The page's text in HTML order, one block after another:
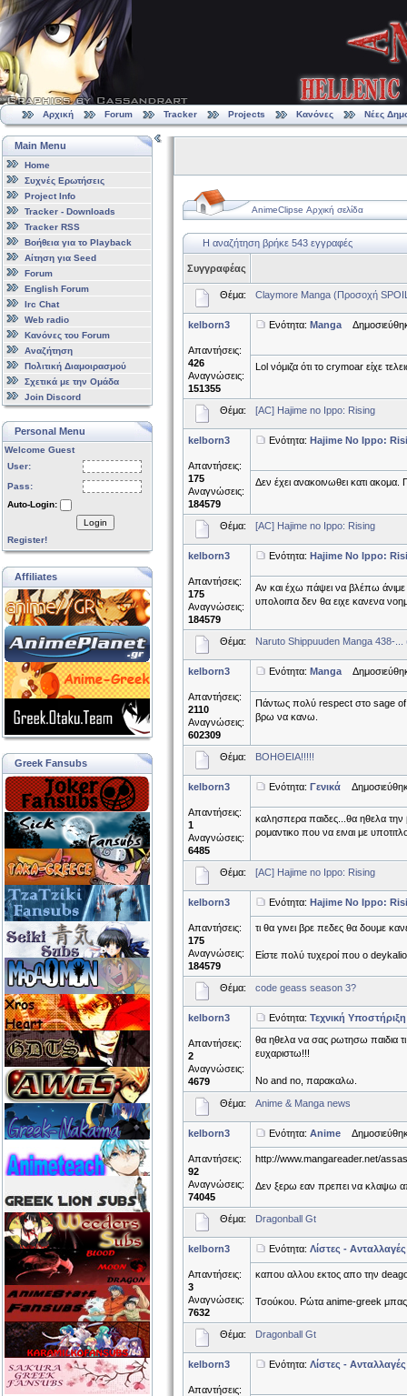
Αρχική Forum Tracker Projects Κανόνες Νέες
Main Menu
Home
Συχνές Ερωτήσεις
Project Info
Tracker - Downloads
Tracker RSS
Βοήθεια για το Playback
Αίτηση για Seed
Forum
English Forum
Irc Chat
Web radio
Κανόνες του Forum
Αναζήτηση
Πολιτική Διαμοιρασμού
Σχετικά με την Ομάδα
Join Discord
Personal Menu
Welcome Guest
User:
Pass:
Auto-Login:
Login
Register!
Affiliates
Greek Fansubs
AnimeClipse Αρχική σελίδα
Η αναζήτηση βρήκε 543 εγγραφές
Συγγραφέας
Θέμα: Claymore Manga (Προσοχή
kelborn3
Απαντήσεις:
426
Αναγνώσεις:
151355
Ενότητα: Manga
Lol νόμιζα ότι το crymoar είχε
Θέμα: [AC] Hajime no Ippo: Rising
kelborn3
Απαντήσεις:
175
Αναγνώσεις:
184579
Ενότητα: Hajime No Ippo:
Δεν έχει ανακοινωθει κατι
Θέμα: [AC] Hajime no Ippo: Rising
kelborn3
Απαντήσεις:
175
Αναγνώσεις:
184579
Ενότητα: Hajime No Ippo:
Αν και έχω πάψει να βλέπω άνιμε
υπολοιπα δεν θα ειχε κανενα
Θέμα: Naruto Shippuuden Manga 438-
kelborn3
Απαντήσεις:
2110
Αναγνώσεις:
602309
Ενότητα: Manga
Πάντως πολύ respect στο sage of
βρω να κανω.
Θέμα: ΒΟΗΘΕΙΑ!!!!!
kelborn3
Απαντήσεις:
1
Αναγνώσεις:
6485
Ενότητα: Γενικά
καλησπερα παιδες...θα ηθελα την
ρομαντικο που να ειναι με
Θέμα: [AC] Hajime no Ippo: Rising
kelborn3
Απαντήσεις:
175
Αναγνώσεις:
184579
Ενότητα: Hajime No Ippo:
τι θα γινει βρε πεδες θα δουμε
Είστε πολύ τυχεροί που ο
Θέμα: code geass season 3?
kelborn3
Απαντήσεις:
2
Αναγνώσεις:
4679
Ενότητα: Τεχνική Υποστήριξη
θα ηθελα να σας ρωτησω παιδια
ευχαριστω!!!
No and no, παρακαλω.
Θέμα: Anime & Manga news
kelborn3
Απαντήσεις:
92
Αναγνώσεις:
74045
Ενότητα: Anime
http://www.mangareader.net/
Δεν ξερω εαν πρεπει να κλαψω
Θέμα: Dragonball Gt
kelborn3
Απαντήσεις:
3
Αναγνώσεις:
7632
Ενότητα: Λίστες -
καπου αλλου εκτος απο την
Τσούκου. Ρώτα anime-greek μπας
Θέμα: Dragonball Gt
kelborn3
Απαντήσεις:
Ενότητα: Λίστες -